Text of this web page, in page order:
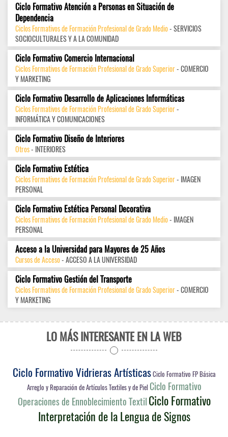
Ciclo Formativo Atención a Personas en Situación de
Dependencia
Ciclos Formativos de Formación Profesional de Grado Medio- SERVICIOS
SOCIOCULTURALES Y A LA COMUNIDAD
Ciclo Formativo Comercio Internacional
Ciclos Formativos de Formación Profesional de Grado Superior- COMERCIO
Y MARKETING
Ciclo Formativo Desarrollo de Aplicaciones Informáticas
Ciclos Formativos de Formación Profesional de Grado Superior-
INFORMÁTICA Y COMUNICACIONES
Ciclo Formativo Diseño de Interiores
Otros- INTERIORES
Ciclo Formativo Estética
Ciclos Formativos de Formación Profesional de Grado Superior- IMAGEN
PERSONAL
Ciclo Formativo Estética Personal Decorativa
Ciclos Formativos de Formación Profesional de Grado Medio- IMAGEN
PERSONAL
Acceso a la Universidad para Mayores de 25 Años
Cursos de Acceso- ACCESO A LA UNIVERSIDAD
Ciclo Formativo Gestión del Transporte
Ciclos Formativos de Formación Profesional de Grado Superior- COMERCIO
Y MARKETING
LO MÁS INTERESANTE EN LA WEB
Ciclo Formativo Vidrieras ArtísticasCiclo Formativo FP Básica
Arreglo y Reparación de Artículos Textiles y de Piel Ciclo Formativo
Operaciones de Ennoblecimiento TextilCiclo Formativo
Interpretación de la Lengua de Signos